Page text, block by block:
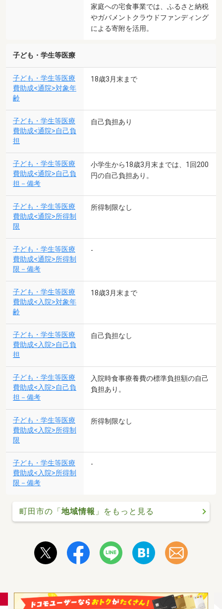
家庭への宅食事業では、ふるさと納税
やガバメントクラウドファンディング
による寄附を活用。
子ども・学生等医療
子ども・学生等医療
費助成<通院>対象年
齢
18歳3月末まで
子ども・学生等医療
費助成<通院>自己負
担
自己負担あり
子ども・学生等医療
費助成<通院>自己負
担－備考
小学生から18歳3月末までは、1回200
円の自己負担あり。
子ども・学生等医療
費助成<通院>所得制
限
所得制限なし
子ども・学生等医療
費助成<通院>所得制
限－備考
-
子ども・学生等医療
費助成<入院>対象年
齢
18歳3月末まで
子ども・学生等医療
費助成<入院>自己負
担
自己負担なし
子ども・学生等医療
費助成<入院>自己負
担－備考
入院時食事療養費の標準負担額の自己
負担あり。
子ども・学生等医療
費助成<入院>所得制
限
所得制限なし
子ども・学生等医療
費助成<入院>所得制
限－備考
-
町田市の「地域情報 」をもっと見る